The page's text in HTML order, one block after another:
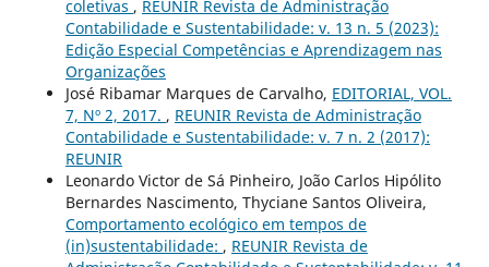
coletivas , REUNIR Revista de Administração
Contabilidade e Sustentabilidade: v. 13 n. 5 (2023):
Edição Especial Competências e Aprendizagem nas
Organizações
José Ribamar Marques de Carvalho, EDITORIAL, VOL.
7, Nº 2, 2017. , REUNIR Revista de Administração
Contabilidade e Sustentabilidade: v. 7 n. 2 (2017):
REUNIR
Leonardo Victor de Sá Pinheiro, João Carlos Hipólito
Bernardes Nascimento, Thyciane Santos Oliveira,
Comportamento ecológico em tempos de
(in)sustentabilidade: , REUNIR Revista de